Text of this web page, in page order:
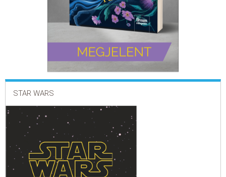
STAR WARS
ADATKEZELÉSI ÉS ADATVÉDELMI SZABÁLYZAT